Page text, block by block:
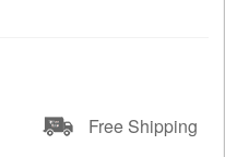
Free Shipping